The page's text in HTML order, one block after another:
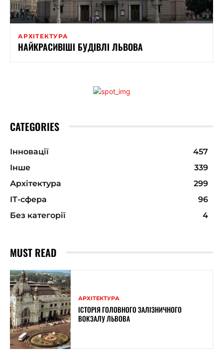
АРХІТЕКТУРА
НАЙКРАСИВІШІ БУДІВЛІ ЛЬВОВА
CATEGORIES
Інновації
457
Інше
339
Архітектура
299
ІТ-сфера
96
Без категорії
4
MUST READ
АРХІТЕКТУРА
ІСТОРІЯ ГОЛОВНОГО ЗАЛІЗНИЧНОГО
ВОКЗАЛУ ЛЬВОВА